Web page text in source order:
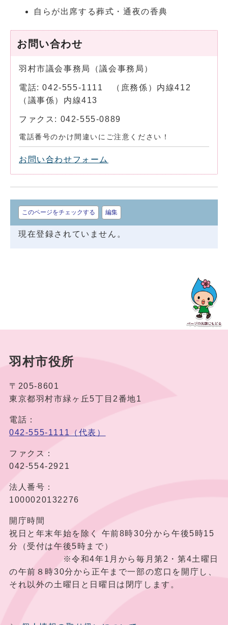
自らが出席する葬式・通夜の香典
お問い合わせ
羽村市議会事務局（議会事務局）
電話: 042-555-1111 （庶務係）内線412
（議事係）内線413
ファクス: 042-555-0889
電話番号のかけ間違いにご注意ください！
お問い合わせフォーム
このページをチェックする 編集
現在登録されていません。
羽村市役所
〒205-8601
東京都羽村市緑ヶ丘5丁目2番地1
電話：
042-555-1111（代表）
ファクス：
042-554-2921
法人番号：
1000020132276
開庁時間
祝日と年末年始を除く 午前8時30分から午後5時15
分（受付は午後5時まで）
※令和4年1月から毎月第2・第4土曜日
の午前８時30分から正午まで一部の窓口を開庁し、
それ以外の土曜日と日曜日は閉庁します。